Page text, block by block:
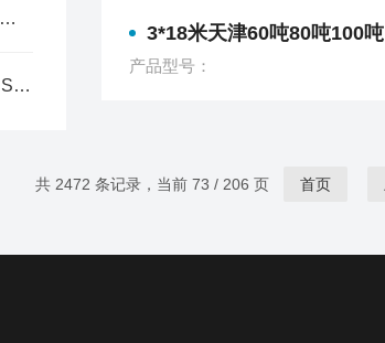
高效稳定，灵活集成：SB-5T称重模块的产品优势
精准计量，赋能工业自动化：SB-5T称重模块的核心作用
3*18米天津60吨80吨100吨120吨150吨180吨电子地磅
产品型号：
共 2472 条记录，当前 73 / 206 页 首页